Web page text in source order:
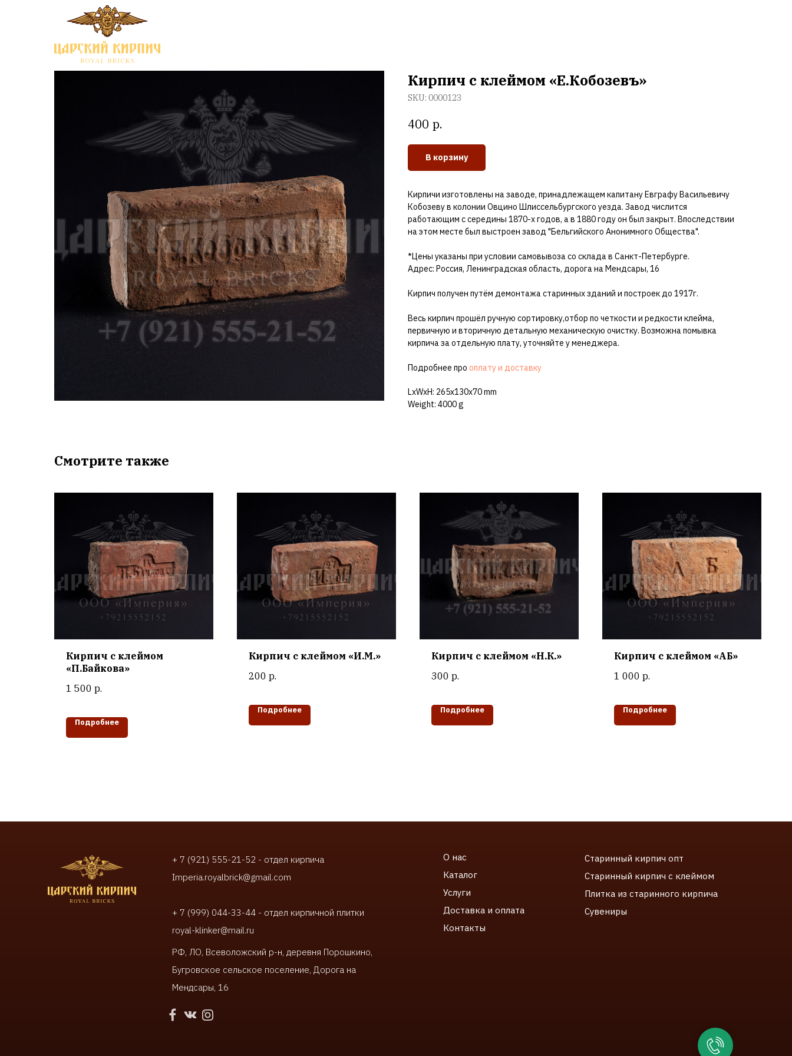
Кирпич с клеймом «Е.Кобозевъ»
SKU: 0000123
400 р.
В корзину
Кирпичи изготовлены на заводе, принадлежащем капитану Евграфу Васильевичу
Кобозеву в колонии Овцино Шлиссельбургского уезда. Завод числится
работающим с середины 1870-х годов, а в 1880 году он был закрыт. Впоследствии
на этом месте был выстроен завод "Бельгийского Анонимного Общества".
*Цены указаны при условии самовывоза со склада в Санкт-Петербурге.
Адрес: Россия, Ленинградская область, дорога на Мендсары, 16
Кирпич получен путём демонтажа старинных зданий и построек до 1917г.
Весь кирпич прошёл ручную сортировку,отбор по четкости и редкости клейма,
первичную и вторичную детальную механическую очистку. Возможна помывка
кирпича за отдельную плату, уточняйте у менеджера.
Подробнее про оплату и доставку
LxWxH: 265x130x70 mm
Weight: 4000 g
Смотрите также
Кирпич с клеймом
«П.Байкова»
1 500 р.
Подробнее
Кирпич с клеймом «И.М.»
200 р.
Подробнее
Кирпич с клеймом «Н.К.»
300 р.
Подробнее
Кирпич с клеймом «АБ»
1 000 р.
Подробнее
О нас
Каталог
Услуги
Доставка и оплата
Контакты
Старинный кирпич опт
Старинный кирпич с клеймом
Плитка из старинного кирпича
Сувениры
+ 7 (921) 555-21-52 - отдел кирпича
Imperia.royalbrick@gmail.com
+ 7 (999) 044-33-44 - отдел кирпичной плитки
royal-klinker@mail.ru
РФ, ЛО, Всеволожский р-н, деревня Порошкино,
Бугровское сельское поселение, Дорога на
Мендсары, 16